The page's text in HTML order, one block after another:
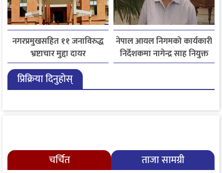
नगरप्रमुखसहित ११ जनाविरुद्ध
भ्रष्टाचार मुद्दा दायर
नेपाल आयल निगमको कार्यकारी
निर्देशकमा नागेन्द्र साह नियुक्त
प्रिक्रिया दिनुहोस्
चर्चित ताजा सामग्री